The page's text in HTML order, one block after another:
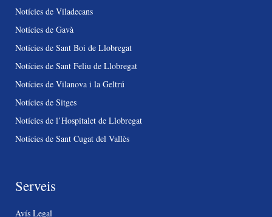
Notícies de Viladecans
Notícies de Gavà
Notícies de Sant Boi de Llobregat
Notícies de Sant Feliu de Llobregat
Notícies de Vilanova i la Geltrú
Notícies de Sitges
Notícies de l’Hospitalet de Llobregat
Notícies de Sant Cugat del Vallès
Serveis
Avís Legal